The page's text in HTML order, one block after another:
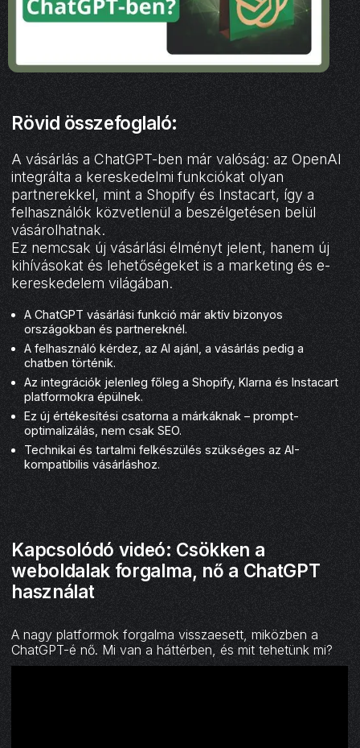
Rövid összefoglaló:
A vásárlás a ChatGPT-ben már valóság: az OpenAI
integrálta a kereskedelmi funkciókat olyan
partnerekkel, mint a Shopify és Instacart, így a
felhasználók közvetlenül a beszélgetésen belül
vásárolhatnak.
Ez nemcsak új vásárlási élményt jelent, hanem új
kihívásokat és lehetőségeket is a marketing és e-
kereskedelem világában.
A ChatGPT vásárlási funkció már aktív bizonyos
országokban és partnereknél.
A felhasználó kérdez, az AI ajánl, a vásárlás pedig a
chatben történik.
Az integrációk jelenleg főleg a Shopify, Klarna és Instacart
platformokra épülnek.
Ez új értékesítési csatorna a márkáknak – prompt-
optimalizálás, nem csak SEO.
Technikai és tartalmi felkészülés szükséges az AI-
kompatibilis vásárláshoz.
Kapcsolódó videó: Csökken a
weboldalak forgalma, nő a ChatGPT
használat
A nagy platformok forgalma visszaesett, miközben a
ChatGPT-é nő. Mi van a háttérben, és mit tehetünk mi?